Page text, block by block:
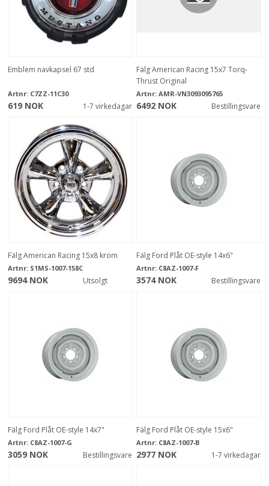
Emblem navkapsel 67 std
Artnr: C7ZZ-11C30
619 NOK 1-7 virkedagar
Fälg American Racing 15x7 Torq-
Thrust Original
Artnr: AMR-VN3093095765
6492 NOK Bestillingsvare
Fälg American Racing 15x8 krom
Artnr: S1MS-1007-158C
9694 NOK Utsolgt
Fälg Ford Plåt OE-style 14x6"
Artnr: C8AZ-1007-F
3574 NOK Bestillingsvare
Fälg Ford Plåt OE-style 14x7"
Artnr: C8AZ-1007-G
3059 NOK Bestillingsvare
Fälg Ford Plåt OE-style 15x6"
Artnr: C8AZ-1007-B
2977 NOK 1-7 virkedagar